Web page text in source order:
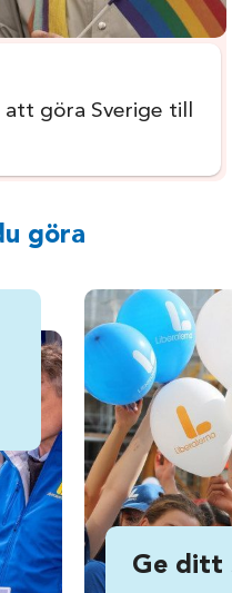
göra Sverige till
göra
Ge ditt